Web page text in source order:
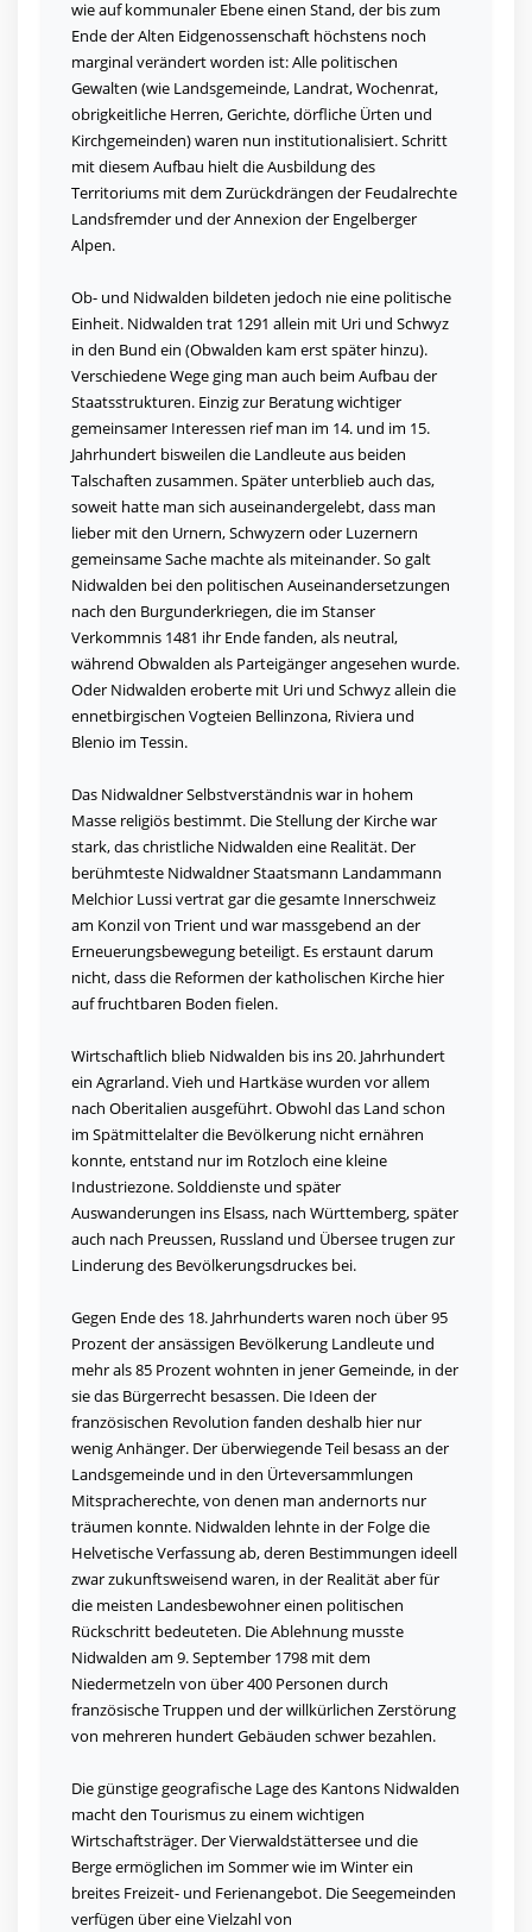
wie auf kommunaler Ebene einen Stand, der bis zum
Ende der Alten Eidgenossenschaft höchstens noch
marginal verändert worden ist: Alle politischen
Gewalten (wie Landsgemeinde, Landrat, Wochenrat,
obrigkeitliche Herren, Gerichte, dörfliche Ürten und
Kirchgemeinden) waren nun institutionalisiert. Schritt
mit diesem Aufbau hielt die Ausbildung des
Territoriums mit dem Zurückdrängen der Feudalrechte
Landsfremder und der Annexion der Engelberger
Alpen.
Ob- und Nidwalden bildeten jedoch nie eine politische
Einheit. Nidwalden trat 1291 allein mit Uri und Schwyz
in den Bund ein (Obwalden kam erst später hinzu).
Verschiedene Wege ging man auch beim Aufbau der
Staatsstrukturen. Einzig zur Beratung wichtiger
gemeinsamer Interessen rief man im 14. und im 15.
Jahrhundert bisweilen die Landleute aus beiden
Talschaften zusammen. Später unterblieb auch das,
soweit hatte man sich auseinandergelebt, dass man
lieber mit den Urnern, Schwyzern oder Luzernern
gemeinsame Sache machte als miteinander. So galt
Nidwalden bei den politischen Auseinandersetzungen
nach den Burgunderkriegen, die im Stanser
Verkommnis 1481 ihr Ende fanden, als neutral,
während Obwalden als Parteigänger angesehen wurde.
Oder Nidwalden eroberte mit Uri und Schwyz allein die
ennetbirgischen Vogteien Bellinzona, Riviera und
Blenio im Tessin.
Das Nidwaldner Selbstverständnis war in hohem
Masse religiös bestimmt. Die Stellung der Kirche war
stark, das christliche Nidwalden eine Realität. Der
berühmteste Nidwaldner Staatsmann Landammann
Melchior Lussi vertrat gar die gesamte Innerschweiz
am Konzil von Trient und war massgebend an der
Erneuerungsbewegung beteiligt. Es erstaunt darum
nicht, dass die Reformen der katholischen Kirche hier
auf fruchtbaren Boden fielen.
Wirtschaftlich blieb Nidwalden bis ins 20. Jahrhundert
ein Agrarland. Vieh und Hartkäse wurden vor allem
nach Oberitalien ausgeführt. Obwohl das Land schon
im Spätmittelalter die Bevölkerung nicht ernähren
konnte, entstand nur im Rotzloch eine kleine
Industriezone. Solddienste und später
Auswanderungen ins Elsass, nach Württemberg, später
auch nach Preussen, Russland und Übersee trugen zur
Linderung des Bevölkerungsdruckes bei.
Gegen Ende des 18. Jahrhunderts waren noch über 95
Prozent der ansässigen Bevölkerung Landleute und
mehr als 85 Prozent wohnten in jener Gemeinde, in der
sie das Bürgerrecht besassen. Die Ideen der
französischen Revolution fanden deshalb hier nur
wenig Anhänger. Der überwiegende Teil besass an der
Landsgemeinde und in den Ürteversammlungen
Mitspracherechte, von denen man andernorts nur
träumen konnte. Nidwalden lehnte in der Folge die
Helvetische Verfassung ab, deren Bestimmungen ideell
zwar zukunftsweisend waren, in der Realität aber für
die meisten Landesbewohner einen politischen
Rückschritt bedeuteten. Die Ablehnung musste
Nidwalden am 9. September 1798 mit dem
Niedermetzeln von über 400 Personen durch
französische Truppen und der willkürlichen Zerstörung
von mehreren hundert Gebäuden schwer bezahlen.
Die günstige geografische Lage des Kantons Nidwalden
macht den Tourismus zu einem wichtigen
Wirtschaftsträger. Der Vierwaldstättersee und die
Berge ermöglichen im Sommer wie im Winter ein
breites Freizeit- und Ferienangebot. Die Seegemeinden
verfügen über eine Vielzahl von